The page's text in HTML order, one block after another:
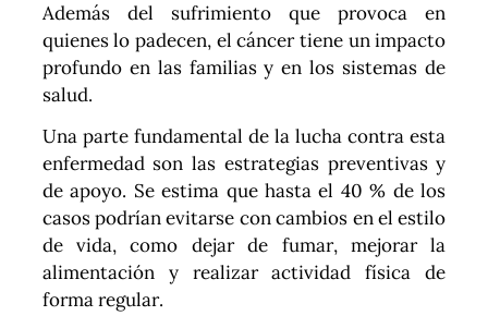
Además del sufrimiento que provoca en
quienes lo padecen, el cáncer tiene un impacto
profundo en las familias y en los sistemas de
salud.
Una parte fundamental de la lucha contra esta
enfermedad son las estrategias preventivas y
de apoyo. Se estima que hasta el 40 % de los
casos podrían evitarse con cambios en el estilo
de vida, como dejar de fumar, mejorar la
alimentación y realizar actividad física de
forma regular.